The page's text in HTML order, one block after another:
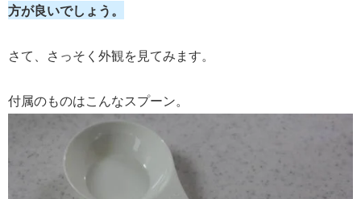
方が良いでしょう。
さて、さっそく外観を見てみます。
付属のものはこんなスプーン。